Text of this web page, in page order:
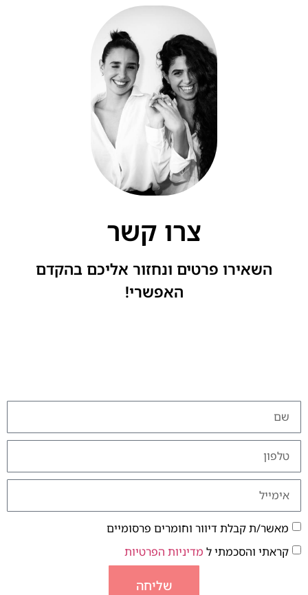
צרו קשר
השאירו פרטים ונחזור אליכם בהקדם
האפשרי!
מאשר/ת קבלת דיוור וחומרים פרסומיים
קראתי והסכמתי ל מדיניות הפרטיות
שליחה